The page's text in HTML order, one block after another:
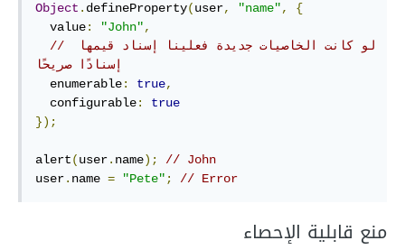
Object . defineProperty(user, "name",
{
  value
: "John",
// لو كانت الخاصيات جديدة فعلينا إسناد قيمها
إسنادًا صريحًا
  enumerable
: true,
  configurable
:
true
});
alert(user. name);
// John
user. name = "Pete"; // Error
منع قابلية الإحصاء